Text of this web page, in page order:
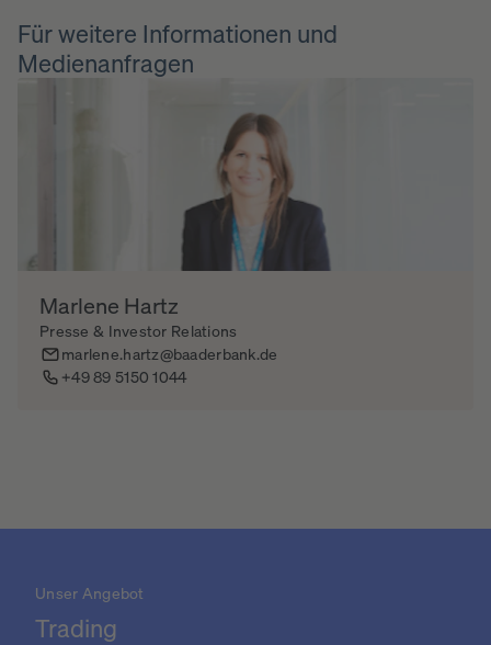
Für weitere Informationen und
Medienanfragen
Marlene Hartz
Presse & Investor Relations
marlene.hartz@baaderbank.de
+49 89 5150 1044
Unser Angebot
Trading